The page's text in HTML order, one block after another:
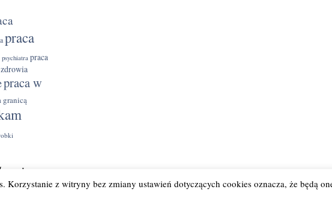
praca
psychiatra praca
zdrowia
praca w
granicą
Korzystanie z witryny bez zmiany ustawień dotyczących cookies oznacza, że będą